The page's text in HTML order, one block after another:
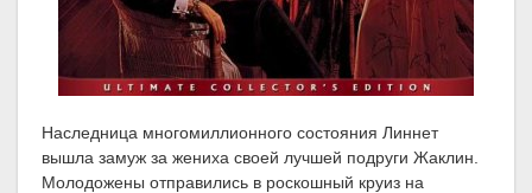
Наследница многомиллионного состояния Линнет
вышла замуж за жениха своей лучшей подруги Жаклин.
Молодожены отправились в роскошный круиз на